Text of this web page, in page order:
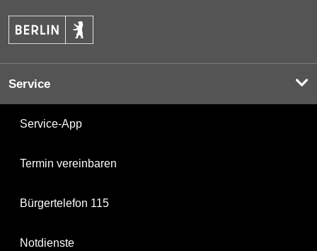
Service
Service-App
Termin vereinbaren
Bürgertelefon 115
Notdienste